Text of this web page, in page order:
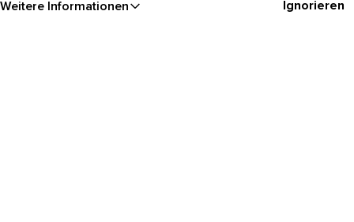
Weitere Informationen Ignorieren